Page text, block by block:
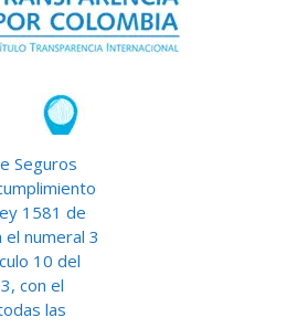
60 (Av. Suba) # 115-58
B, OFICINAS 208-209
- COLOMBIA
Seguros
1581 de
numeral 3
10 del
con el
las